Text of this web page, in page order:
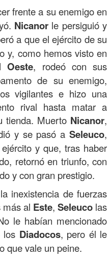
frente a su enemigo en
Nicanorle persiguió y
a que el ejército de su
y, como hemos visto en
Oeste, rodeó con sus
de su enemigo,
vigilantes e hizo una
rival hasta matar a
tienda. Muerto Nicanor,
y se pasó a Seleuco,
y que, tras haber
retornó en triunfo, con
y con gran prestigio.
de fuerzas
más al Este, Seleuco las
le habían mencionado
los Diadocos, pero él le
que vale un peine.